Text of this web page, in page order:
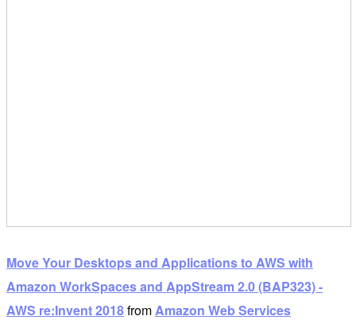
Move Your Desktops and Applications to AWS with
Amazon WorkSpaces and AppStream 2.0 (BAP323) -
AWS re:Invent 2018fromAmazon Web Services